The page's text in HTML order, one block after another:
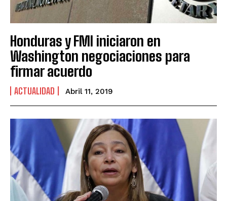
Honduras y FMI iniciaron en
Washington negociaciones para
firmar acuerdo
ACTUALIDAD Abril 11, 2019